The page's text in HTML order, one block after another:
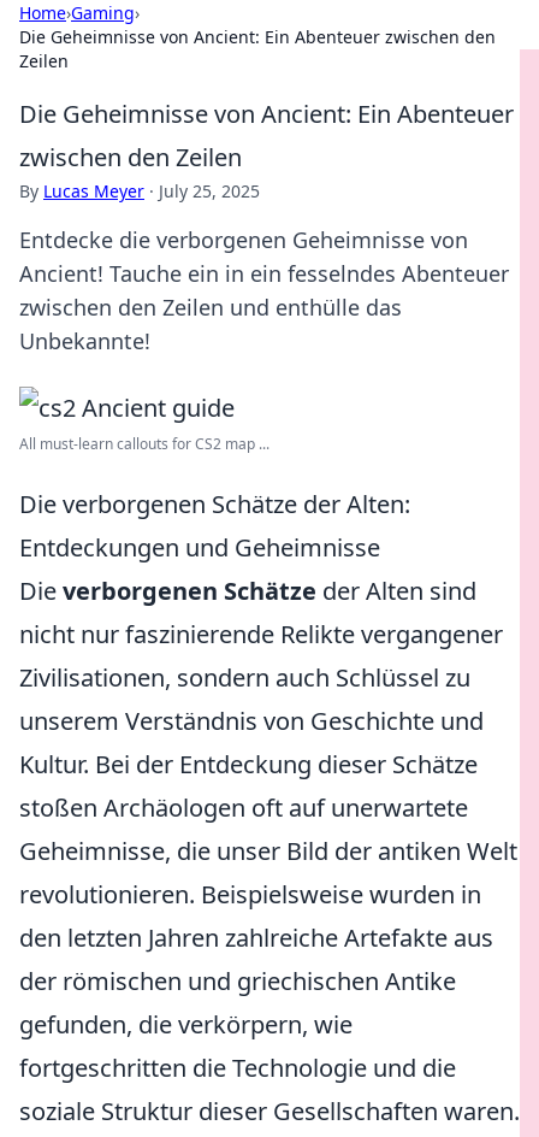
Home›Gaming›
Die Geheimnisse von Ancient: Ein Abenteuer zwischen den
Zeilen
Die Geheimnisse von Ancient: Ein Abenteuer
zwischen den Zeilen
By Lucas Meyer · July 25, 2025
Entdecke die verborgenen Geheimnisse von
Ancient! Tauche ein in ein fesselndes Abenteuer
zwischen den Zeilen und enthülle das
Unbekannte!
All must-learn callouts for CS2 map ...
Die verborgenen Schätze der Alten:
Entdeckungen und Geheimnisse
Dieverborgenen Schätze der Alten sind
nicht nur faszinierende Relikte vergangener
Zivilisationen, sondern auch Schlüssel zu
unserem Verständnis von Geschichte und
Kultur. Bei der Entdeckung dieser Schätze
stoßen Archäologen oft auf unerwartete
Geheimnisse, die unser Bild der antiken Welt
revolutionieren. Beispielsweise wurden in
den letzten Jahren zahlreiche Artefakte aus
der römischen und griechischen Antike
gefunden, die verkörpern, wie
fortgeschritten die Technologie und die
soziale Struktur dieser Gesellschaften waren.